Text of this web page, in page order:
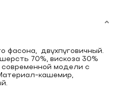
фасона, двухпуговичный.
70%, вискоза 30%
модели с
кашемир,